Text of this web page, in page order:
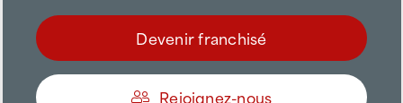
Devenir franchisé
Rejoignez-nous